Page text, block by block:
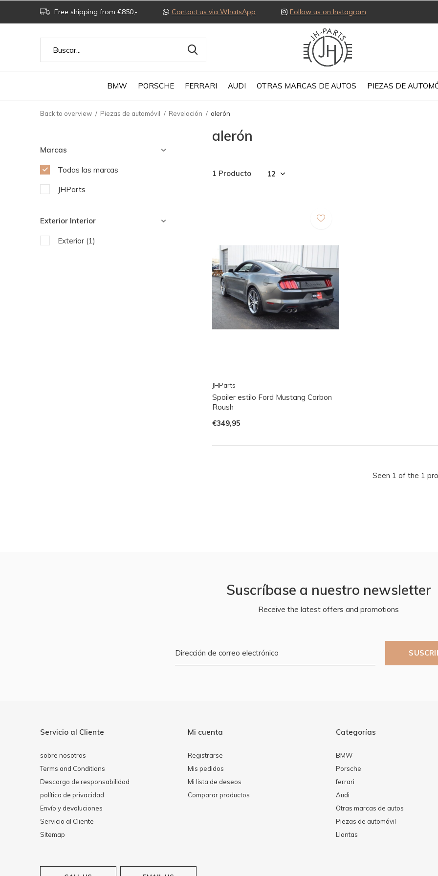
BMW PORSCHE FERRARI AUDI OTRAS MARCAS DE AUTOS PIEZAS DE
Free shipping from €850,- Contact us via WhatsApp Follow us on Instagram
Back to overview Piezas de automóvil Revelación alerón
alerón
1 Producto
JHParts
Spoiler estilo Ford Mustang Carbon
Roush
€349,95
Seen 1 of the 1
Marcas
Todas las marcas
JHParts
Exterior Interior
Exterior (1)
Suscríbase a nuestro newsletter
Receive the latest offers and promotions
Servicio al Cliente
sobre nosotros
Terms and Conditions
Descargo de responsabilidad
política de privacidad
Envío y devoluciones
Servicio al Cliente
Sitemap
Mi cuenta
Registrarse
Mis pedidos
Mi lista de deseos
Comparar productos
Categorías
BMW
Porsche
ferrari
Audi
Otras marcas de autos
Piezas de automóvil
Llantas